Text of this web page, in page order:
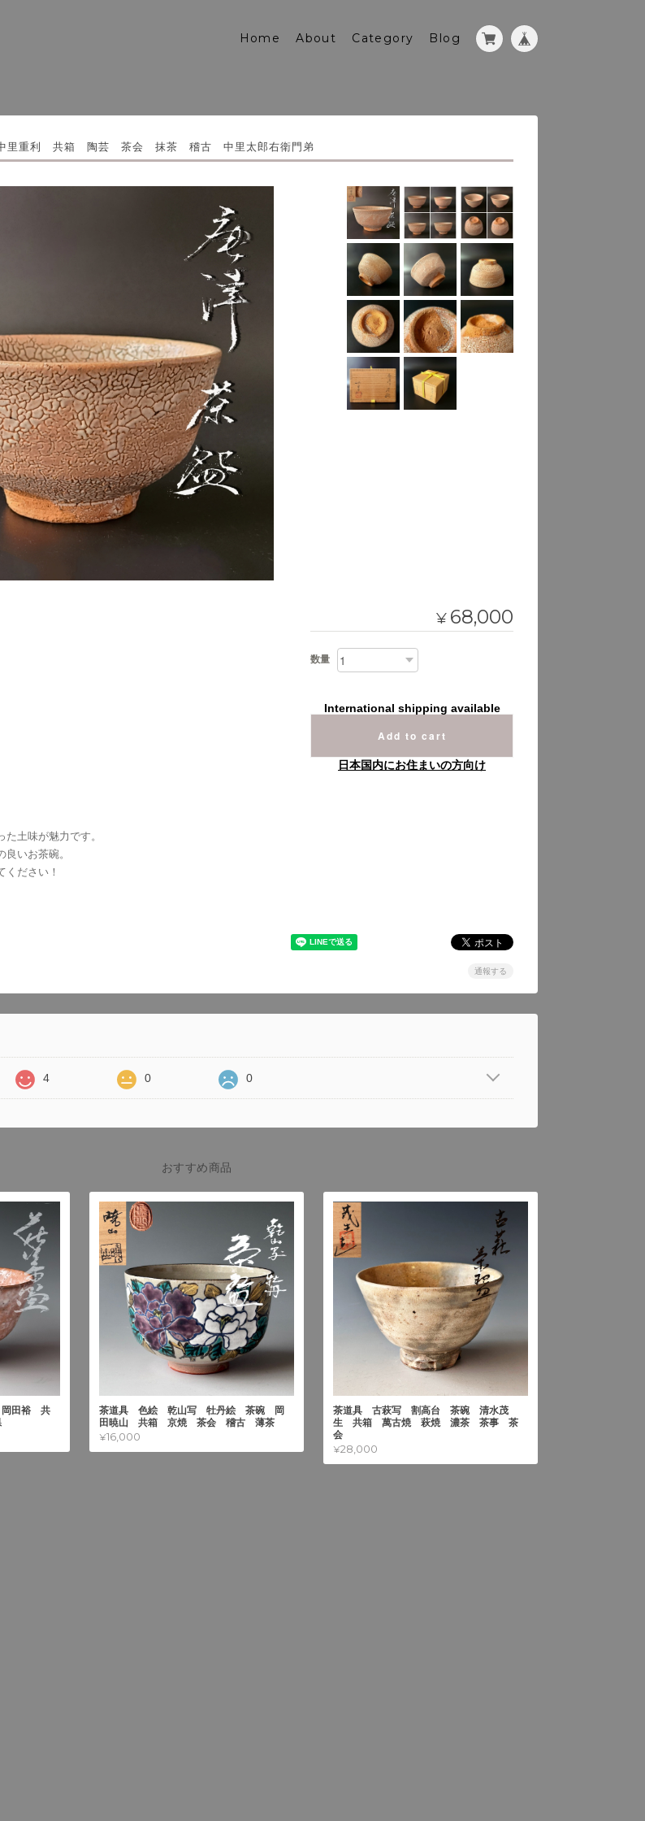
Home About Category Blog
重利 共箱 陶芸 茶会 抹茶 稽古 中里太郎右衛門弟
土味が魅力です。
いお茶碗。
ください！
¥ 68,000
数量
International shipping available
Add to cart
日本国内にお住まいの方向け
通報する
4 0 0
おすすめ商品
田裕 共
茶道具 色絵 乾山写 牡丹絵 茶碗 岡
田暁山 共箱 京焼 茶会 稽古 薄茶
¥16,000
茶道具 古萩写 割高台 茶碗 清水茂
生 共箱 萬古焼 萩焼 濃茶 茶事 茶
会
¥28,000